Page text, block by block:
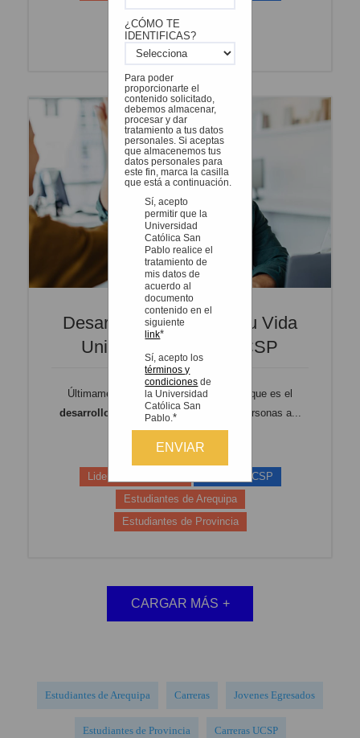
Estudiantes de Provincia
Desarrollo Personal Y Tu Vida
Universitaria | BlogUCSP
Últimamente se habla de lo importante que es el
desarrollo personaly se anima a las personas a...
Leer más
Liderazgo estudiantil
Carreras UCSP
Estudiantes de Arequipa
Estudiantes de Provincia
CARGAR MÁS +
Estudiantes de Arequipa Carreras Jovenes Egresados
Estudiantes de Provincia Carreras UCSP
¿CÓMO TE
IDENTIFICAS?
Para poder
proporcionarte el
contenido solicitado,
debemos almacenar,
procesar y dar
tratamiento a tus datos
personales. Si aceptas
que almacenemos tus
datos personales para
este fin, marca la casilla
que está a continuación.
Sí, acepto
permitir que la
Universidad
Católica San
Pablo realice el
tratamiento de
mis datos de
acuerdo al
documento
contenido en el
siguiente
link*
Sí, acepto los
términos y
condiciones de
la Universidad
Católica San
Pablo.*